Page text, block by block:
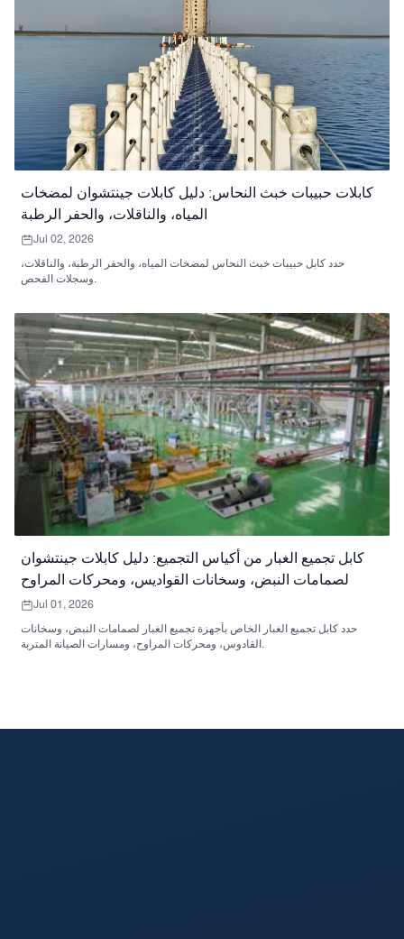
كابلات حبيبات خبث النحاس: دليل كابلات جينتشوان لمضخات
المياه، والناقلات، والحفر الرطبة
Jul 02, 2026
حدد كابل حبيبات خبث النحاس لمضخات المياه، والحفر الرطبة، والناقلات،
وسجلات الفحص.
كابل تجميع الغبار من أكياس التجميع: دليل كابلات جينتشوان
لصمامات النبض، وسخانات القواديس، ومحركات المراوح
Jul 01, 2026
حدد كابل تجميع الغبار الخاص بأجهزة تجميع الغبار لصمامات النبض، وسخانات
القادوس، ومحركات المراوح، ومسارات الصيانة المتربة.